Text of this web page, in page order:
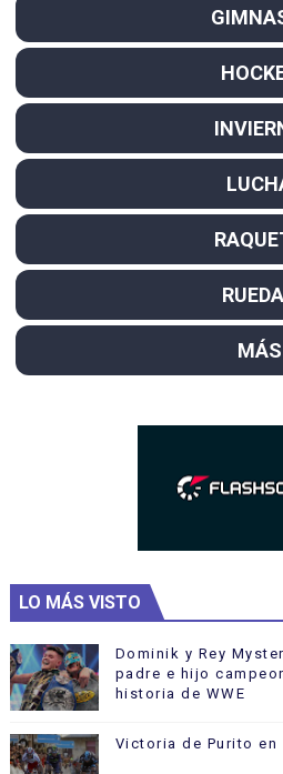
MÁS
LO MÁS VISTO
Dominik y Rey
padre e hijo
historia de WWE
Victoria de Purito en